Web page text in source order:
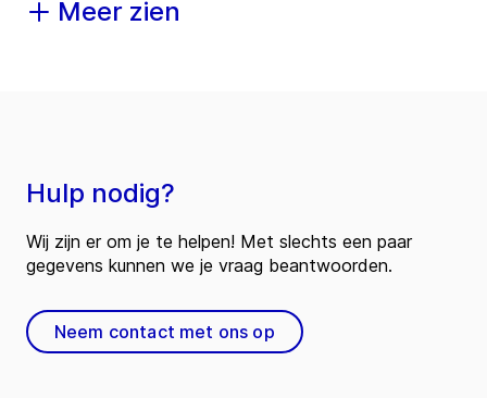
Meer zien
Hulp nodig?
Wij zijn er om je te helpen! Met slechts een paar
gegevens kunnen we je vraag beantwoorden.
Neem contact met ons op